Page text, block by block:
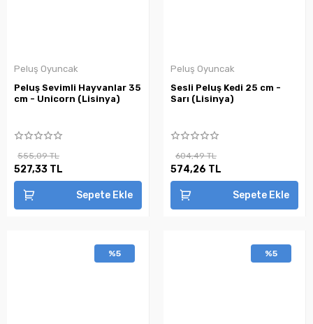
Peluş Oyuncak
Peluş Sevimli Hayvanlar 35
cm - Unicorn (Lisinya)
555,09 TL
527,33 TL
Sepete Ekle
Peluş Oyuncak
Sesli Peluş Kedi 25 cm -
Sarı (Lisinya)
604,49 TL
574,26 TL
Sepete Ekle
%5 %5